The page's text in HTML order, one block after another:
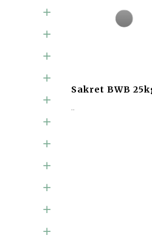
Sakret BWB
..